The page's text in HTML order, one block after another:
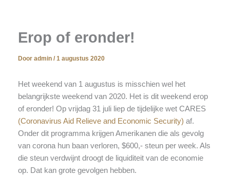
Erop of eronder!
Door admin / 1 augustus 2020
Het weekend van 1 augustus is misschien wel het
belangrijkste weekend van 2020. Het is dit weekend erop
of eronder! Op vrijdag 31 juli liep de tijdelijke wet CARES
(Coronavirus Aid Relieve and Economic Security) af.
Onder dit programma krijgen Amerikanen die als gevolg
van corona hun baan verloren, $600,- steun per week. Als
die steun verdwijnt droogt de liquiditeit van de economie
op. Dat kan grote gevolgen hebben.